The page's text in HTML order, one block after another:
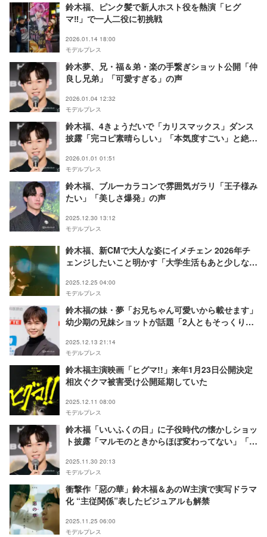
鈴木福、ピンク髪で新人ホスト役を熱演「ヒグ
マ‼」で一人二役に初挑戦
2026.01.14 18:00
モデルプレス
鈴木夢、兄・福＆弟・楽の手繋ぎショット公開「仲
良し兄弟」「可愛すぎる」の声
2026.01.04 12:32
モデルプレス
鈴木福、4きょうだいで「カリスマックス」ダンス
披露「完コピ素晴らしい」「本気度すごい」と絶賛
2026.01.01 01:51
モデルプレス
鈴木福、ブルーカラコンで雰囲気ガラリ「王子様み
たい」「美しさ爆発」の声
2025.12.30 13:12
モデルプレス
鈴木福、新CMで大人な姿にイメチェン 2026年チ
ェンジしたいこと明かす「大学生活もあと少しなの
2025.12.25 04:00
モデルプレス
鈴木福の妹・夢「お兄ちゃん可愛いから載せます」
幼少期の兄妹ショットが話題「2人ともそっくり」
2025.12.13 21:14
モデルプレス
鈴木福主演映画「ヒグマ!!」来年1月23日公開決定
相次ぐクマ被害受け公開延期していた
2025.12.11 08:00
モデルプレス
鈴木福「いいふくの日」に子役時代の懐かしショッ
ト披露「マルモのときからほぼ変わってない」「可
2025.11.30 20:13
モデルプレス
衝撃作「惡の華」鈴木福＆あのW主演で実写ドラマ
化 “主従関係”表したビジュアルも解禁
2025.11.25 06:00
モデルプレス